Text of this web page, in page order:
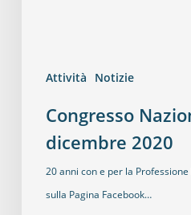
Attività Notizie
Congresso
dicembre 2020
20 anni con e per la
sulla Pagina Facebook…